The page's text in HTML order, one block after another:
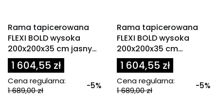
Rama tapicerowana
FLEXI BOLD wysoka
200x200x35 cm jasny
popiel
1 604,55 zł
Cena regularna:
1 689,00 zł
-5%
Rama tapicerowana
FLEXI BOLD wysoka
200x200x35 cm
miodowa
1 604,55 zł
Cena regularna:
1 689,00 zł
-5%